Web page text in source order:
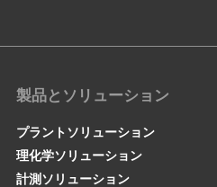
製品とソリューション
プラントソリューション
理化学ソリューション
計測ソリューション